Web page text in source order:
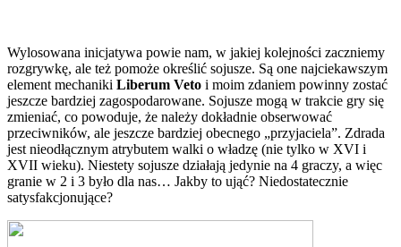
Wylosowana inicjatywa powie nam, w jakiej kolejności zaczniemy
rozgrywkę, ale też pomoże określić sojusze. Są one najciekawszym
element mechaniki Liberum Veto i moim zdaniem powinny zostać
jeszcze bardziej zagospodarowane. Sojusze mogą w trakcie gry się
zmieniać, co powoduje, że należy dokładnie obserwować
przeciwników, ale jeszcze bardziej obecnego „przyjaciela”. Zdrada
jest nieodłącznym atrybutem walki o władzę (nie tylko w XVI i
XVII wieku). Niestety sojusze działają jedynie na 4 graczy, a więc
granie w 2 i 3 było dla nas… Jakby to ująć? Niedostatecznie
satysfakcjonujące?